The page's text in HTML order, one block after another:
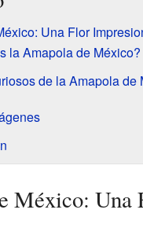
Una Flor
la Amapola de México?
de la Amapola de
México: Una